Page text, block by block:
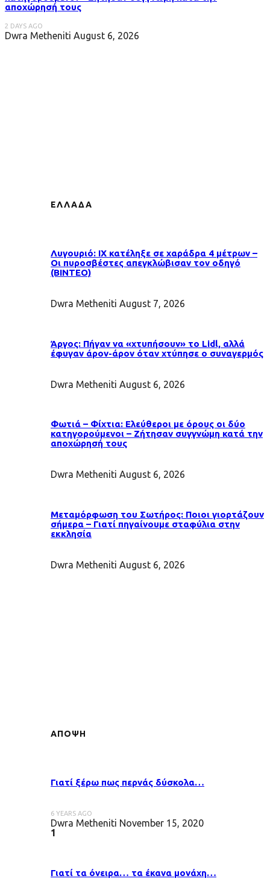
αποχώρησή τους
2 DAYS AGO
Dwra Metheniti August 6, 2026
ΕΛΛΑΔΑ
Λυγουριό: ΙΧ κατέληξε σε χαράδρα 4 μέτρων –
Οι πυροσβέστες απεγκλώβισαν τον οδηγό
(ΒΙΝΤΕΟ)
Dwra Metheniti August 7, 2026
Άργος: Πήγαν να «χτυπήσουν» το Lidl, αλλά
έφυγαν άρον-άρον όταν χτύπησε ο συναγερμός
Dwra Metheniti August 6, 2026
Φωτιά – Φίχτια: Ελεύθεροι με όρους οι δύο
κατηγορούμενοι – Ζήτησαν συγγνώμη κατά την
αποχώρησή τους
Dwra Metheniti August 6, 2026
Μεταμόρφωση του Σωτήρος: Ποιοι γιορτάζουν
σήμερα – Γιατί πηγαίνουμε σταφύλια στην
εκκλησία
Dwra Metheniti August 6, 2026
ΑΠΟΨΗ
Γιατί ξέρω πως περνάς δύσκολα…
6 YEARS AGO
Dwra Metheniti November 15, 2020
1
Γιατί τα όνειρα… τα έκανα μονάχη…